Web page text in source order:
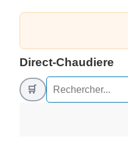
Direct-Chaudiere
🛒